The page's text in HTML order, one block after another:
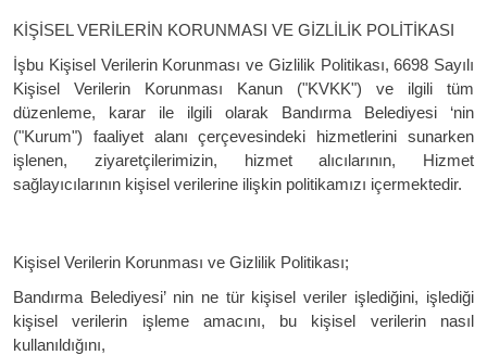
KİŞİSEL VERİLERİN KORUNMASI VE GİZLİLİK POLİTİKASI
İşbu Kişisel Verilerin Korunması ve Gizlilik Politikası, 6698 Sayılı
Kişisel Verilerin Korunması Kanun ("KVKK") ve ilgili tüm
düzenleme, karar ile ilgili olarak Bandırma Belediyesi ‘nin
("Kurum") faaliyet alanı çerçevesindeki hizmetlerini sunarken
işlenen, ziyaretçilerimizin, hizmet alıcılarının, Hizmet
sağlayıcılarının kişisel verilerine ilişkin politikamızı içermektedir.
Kişisel Verilerin Korunması ve Gizlilik Politikası;
Bandırma Belediyesi’ nin ne tür kişisel veriler işlediğini, işlediği
kişisel verilerin işleme amacını, bu kişisel verilerin nasıl
kullanıldığını,